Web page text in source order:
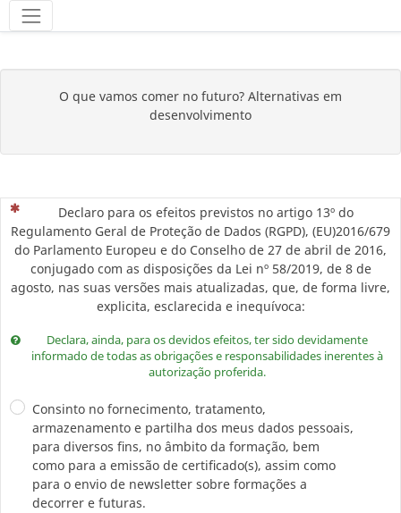
Ferramentas
O que vamos comer no futuro? Alternativas em
desenvolvimento
(Esta questão é obrigatória)
Declaro para os efeitos previstos no artigo 13º do
Regulamento Geral de Proteção de Dados (RGPD), (EU)2016/679
do Parlamento Europeu e do Conselho de 27 de abril de 2016,
conjugado com as disposições da Lei nº 58/2019, de 8 de
agosto, nas suas versões mais atualizadas, que, de forma livre,
explicita, esclarecida e inequívoca:
Declara, ainda, para os devidos efeitos, ter sido devidamente
informado de todas as obrigações e responsabilidades inerentes à
autorização proferida.
Consinto no fornecimento, tratamento,
armazenamento e partilha dos meus dados pessoais,
para diversos fins, no âmbito da formação, bem
como para a emissão de certificado(s), assim como
para o envio de newsletter sobre formações a
decorrer e futuras.